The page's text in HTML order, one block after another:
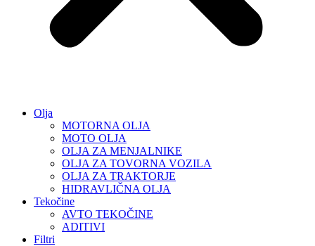
Olja
MOTORNA OLJA
MOTO OLJA
OLJA ZA MENJALNIKE
OLJA ZA TOVORNA VOZILA
OLJA ZA TRAKTORJE
HIDRAVLIČNA OLJA
Tekočine
AVTO TEKOČINE
ADITIVI
Filtri